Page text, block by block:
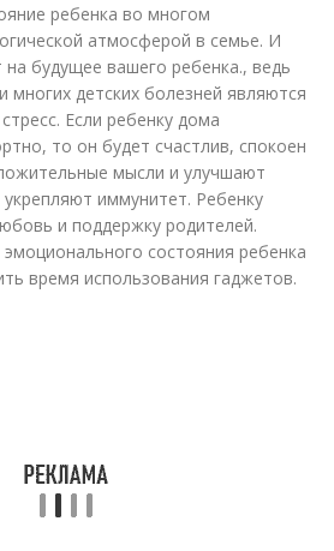
ребенка во многом
атмосферой в семье. И
будущее вашего ребенка., ведь
многих детских болезней являются
Если ребенку дома
то он будет счастлив, спокоен
мысли и улучшают
иммунитет. Ребенку
и поддержку родителей.
состояния ребенка
время использования гаджетов.